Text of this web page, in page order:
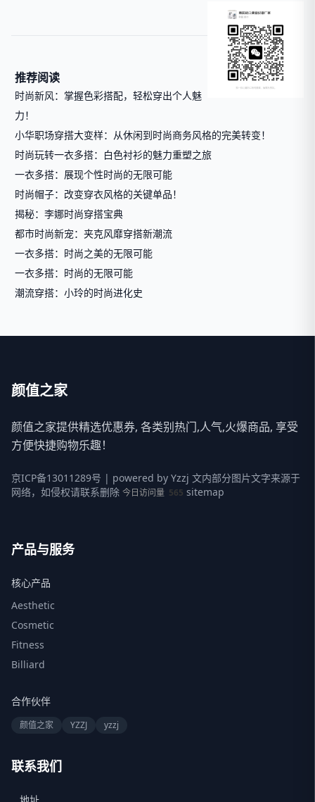
推荐阅读
时尚新风：掌握色彩搭配，轻松穿出个人魅
力！
小华职场穿搭大变样：从休闲到时尚商务风格的完美转变！
时尚玩转一衣多搭：白色衬衫的魅力重塑之旅
一衣多搭：展现个性时尚的无限可能
时尚帽子：改变穿衣风格的关键单品！
揭秘：李娜时尚穿搭宝典
都市时尚新宠：夹克风靡穿搭新潮流
一衣多搭：时尚之美的无限可能
一衣多搭：时尚的无限可能
潮流穿搭：小玲的时尚进化史
颜值之家
颜值之家提供精选优惠券, 各类别热门,人气,火爆商品, 享受
方便快捷购物乐趣！
京ICP备13011289号 | powered by Yzzj 文内部分图片文字来源于
网络，如侵权请联系删除 今日访问量 565 sitemap
产品与服务
核心产品
Aesthetic
Cosmetic
Fitness
Billiard
合作伙伴
颜值之家 YZZJ yzzj
联系我们